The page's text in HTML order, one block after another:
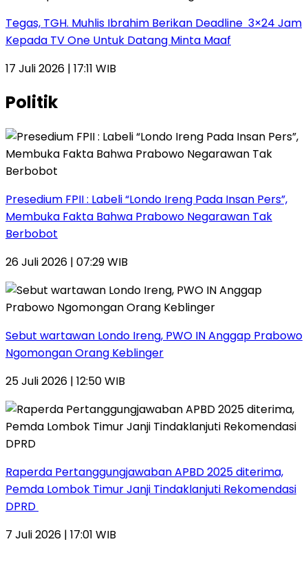
Tegas, TGH. Muhlis Ibrahim Berikan Deadline 3×24 Jam
Kepada TV One Untuk Datang Minta Maaf
17 Juli 2026 | 17:11 WIB
Politik
Presedium FPII : Labeli “Londo Ireng Pada Insan Pers”,
Membuka Fakta Bahwa Prabowo Negarawan Tak
Berbobot
26 Juli 2026 | 07:29 WIB
Sebut wartawan Londo Ireng, PWO IN Anggap Prabowo
Ngomongan Orang Keblinger
25 Juli 2026 | 12:50 WIB
Raperda Pertanggungjawaban APBD 2025 diterima,
Pemda Lombok Timur Janji Tindaklanjuti Rekomendasi
DPRD
7 Juli 2026 | 17:01 WIB